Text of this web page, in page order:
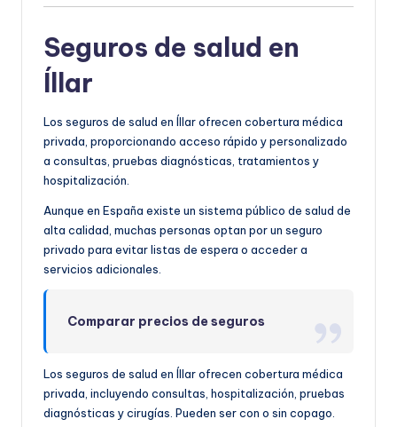
Seguros de salud en
Íllar
Los seguros de salud en Íllar ofrecen cobertura médica
privada, proporcionando acceso rápido y personalizado
a consultas, pruebas diagnósticas, tratamientos y
hospitalización.
Aunque en España existe un sistema público de salud de
alta calidad, muchas personas optan por un seguro
privado para evitar listas de espera o acceder a
servicios adicionales.
Comparar precios de seguros
Los seguros de salud en Íllar ofrecen cobertura médica
privada, incluyendo consultas, hospitalización, pruebas
diagnósticas y cirugías. Pueden ser con o sin copago.